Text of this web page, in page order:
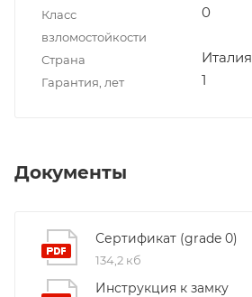
Класс
взломостойкости
0
Страна Италия
Гарантия, лет 1
Документы
Сертификат (grade 0)
134,2 кб
Инструкция к замку